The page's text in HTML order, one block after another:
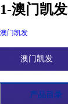
1-澳门凯发
澳门凯发
澳门凯发
产品目录